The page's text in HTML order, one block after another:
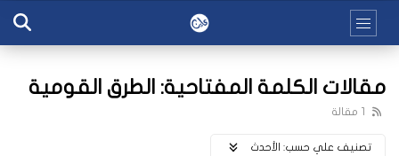
مقالات الكلمة المفتاحية: الطرق القومية
1 مقالة
تصنيف علي حسب: اﻷحدث